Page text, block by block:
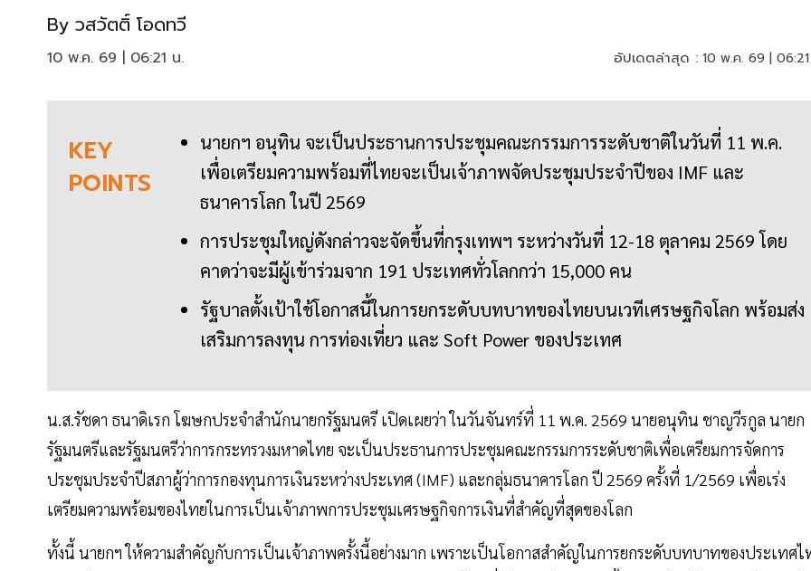
By วสวัตติ์ โอดทวี
10 พ.ค. 69 | 06:21 น. อัปเดตล่าสุด : 10 พ.ค. 69 |
KEY
POINTS
นายกฯ อนุทิน จะเป็นประธานการประชุมคณะกรรมการระดับชาติในวันที่ 11 พ.ค.
เพื่อเตรียมความพร้อมที่ไทยจะเป็นเจ้าภาพจัดประชุมประจำปีของ IMF และ
ธนาคารโลก ในปี 2569
การประชุมใหญ่ดังกล่าวจะจัดขึ้นที่กรุงเทพฯ ระหว่างวันที่ 12-18 ตุลาคม 2569 โดย
คาดว่าจะมีผู้เข้าร่วมจาก 191 ประเทศทั่วโลกกว่า 15,000 คน
รัฐบาลตั้งเป้าใช้โอกาสนี้ในการยกระดับบทบาทของไทยบนเวทีเศรษฐกิจโลก พร้อมส่ง
เสริมการลงทุน การท่องเที่ยว และ Soft Power ของประเทศ
น.ส.รัชดา ธนาดิเรก โฆษกประจำสำนักนายกรัฐมนตรี เปิดเผยว่า ในวันจันทร์ที่ 11 พ.ค. 2569 นายอนุทิน ชาญวีรกูล นายก
รัฐมนตรีและรัฐมนตรีว่าการกระทรวงมหาดไทย จะเป็นประธานการประชุมคณะกรรมการระดับชาติเพื่อเตรียมการจัดการ
ประชุมประจำปีสภาผู้ว่าการกองทุนการเงินระหว่างประเทศ (IMF) และกลุ่มธนาคารโลก ปี 2569 ครั้งที่ 1/2569 เพื่อเร่ง
เตรียมความพร้อมของไทยในการเป็นเจ้าภาพการประชุมเศรษฐกิจการเงินที่สำคัญที่สุดของโลก
ทั้งนี้ นายกฯ ให้ความสำคัญกับการเป็นเจ้าภาพครั้งนี้อย่างมาก เพราะเป็นโอกาสสำคัญในการยกระดับบทบาทของประเทศไ